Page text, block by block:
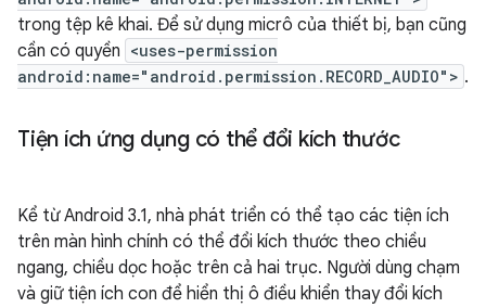
trong tệp kê khai. Để sử dụng micrô của thiết bị, bạn cũng
cần có quyền <uses-permission
android:name="android.permission.RECORD_AUDIO"> .
Tiện ích ứng dụng có thể đổi kích thước
Kể từ Android 3.1, nhà phát triển có thể tạo các tiện ích
trên màn hình chính có thể đổi kích thước theo chiều
ngang, chiều dọc hoặc trên cả hai trục. Người dùng chạm
và giữ tiện ích con để hiển thị ô điều khiển thay đổi kích